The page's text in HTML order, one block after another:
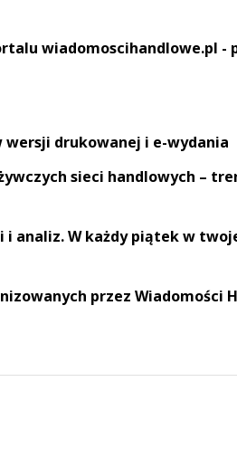
wiadomoscihandlowe.pl -
wersji drukowanej i e-wydania
sieci handlowych –
analiz. W każdy piątek w
przez Wiadomości